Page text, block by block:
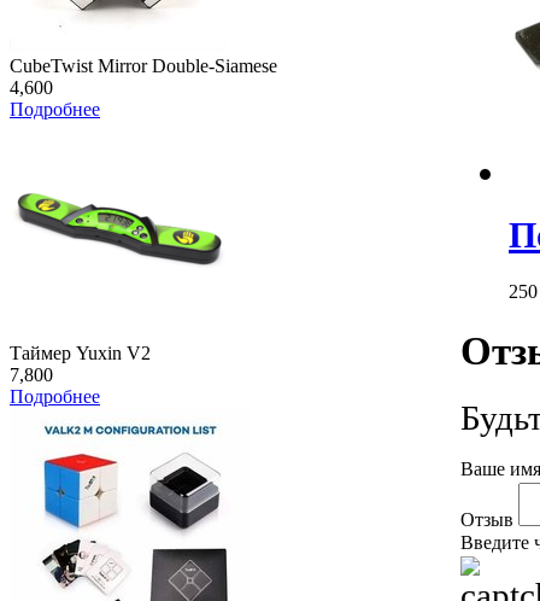
CubeTwist Mirror Double-Siamese
4,600
Подробнее
Таймер Yuxin V2
7,800
Подробнее
Ваше
Отзыв
Введите